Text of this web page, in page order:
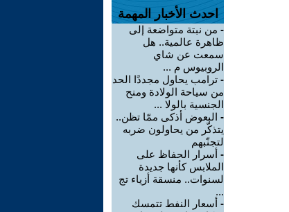
احدث الأخبار المهمة
- من نبتة متواضعة إلى
ظاهرة عالمية.. هل
سمعت عن شاي
الروبيوس م ...
- ترامب يحاول مجددًا الحد
من سياحة الولادة ومنح
الجنسية بالولا ...
- البعوض أذكى ممّا تظن..
يتذكّر من يحاولون ضربه
لتجنّبهم
- أسرار الحفاظ على
الملابس كأنها جديدة
لسنوات.. منسقة أزياء تج
...
- أسعار النفط تتمسك